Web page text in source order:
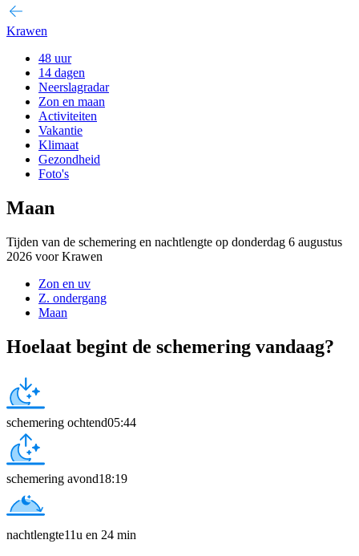
Krawen
48 uur
14 dagen
Neerslagradar
Zon en maan
Activiteiten
Vakantie
Klimaat
Gezondheid
Foto's
Maan
Tijden van de schemering en nachtlengte op donderdag 6 augustus
2026 voor Krawen
Zon en uv
Z. ondergang
Maan
Hoelaat begint de schemering vandaag?
schemering ochtend05:44
schemering avond18:19
nachtlengte11u en 24 min